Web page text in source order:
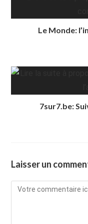
Le Monde:
7sur7.be:
Laisser un
Comment